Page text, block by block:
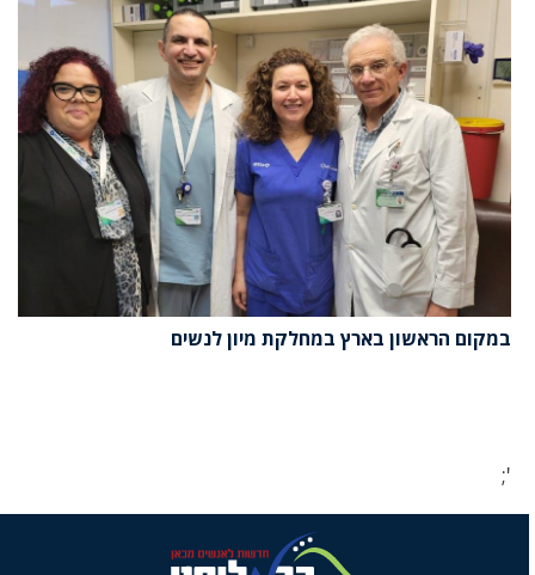
במקום הראשון בארץ במחלקת מיון לנשים
';